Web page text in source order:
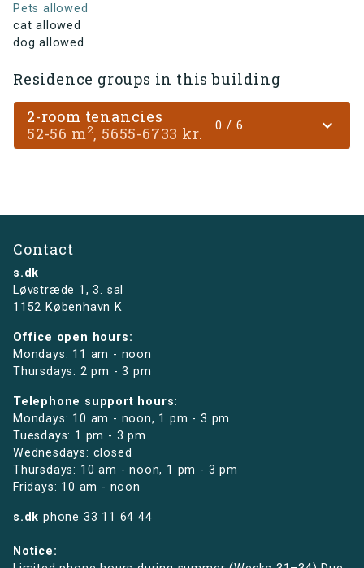
Pets allowed
cat allowed
dog allowed
Residence groups in this building
2-room tenancies
52-56 m2, 5655-6733 kr. 0 / 6 expand_more
Contact
s.dk
Løvstræde 1,3. sal
1152 København K
Office open hours:
Mondays: 11 am - noon
Thursdays: 2 pm - 3 pm
Telephone support hours:
Mondays: 10 am - noon, 1 pm - 3 pm
Tuesdays: 1 pm - 3 pm
Wednesdays: closed
Thursdays: 10 am - noon, 1 pm - 3 pm
Fridays: 10 am - noon
s.dk phone 33 11 64 44
Notice: